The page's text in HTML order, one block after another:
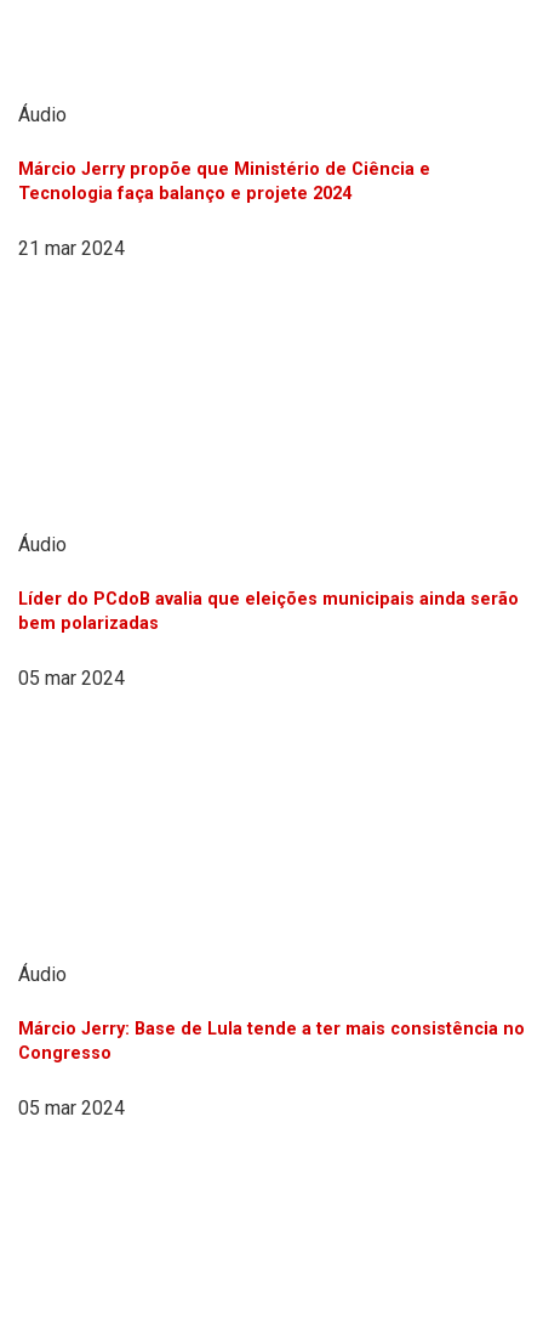
Áudio
Márcio Jerry propõe que Ministério de Ciência e
Tecnologia faça balanço e projete 2024
21 mar 2024
Áudio
Líder do PCdoB avalia que eleições municipais ainda serão
bem polarizadas
05 mar 2024
Áudio
Márcio Jerry: Base de Lula tende a ter mais consistência no
Congresso
05 mar 2024